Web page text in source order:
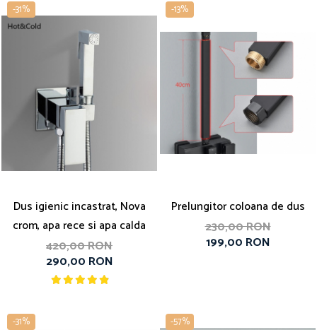
-31%
Dus igienic incastrat, Nova
crom, apa rece si apa calda
420,00 RON
290,00 RON
-13%
Prelungitor coloana de dus
230,00 RON
199,00 RON
-31% -57%